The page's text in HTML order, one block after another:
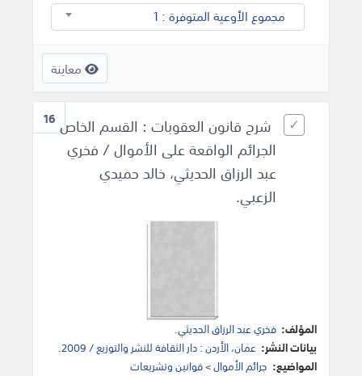
مجموع الأوعية المتوفرة : 1
معاينة
16 شرح قانون العقوبات : القسم الخاص
الجرائم الواقعة على الأموال / فخري
عبد الرزاق الحديثي، خالد حميدي
الزعبي.
المؤلف: فخري عبد الرزاق الحديثي.
بيانات النشر: عمان، الأردن : دار الثقافة للنشر والتوزيع / 2009.
المواضيع: جرائم الأموال>قوانين وتشريعات